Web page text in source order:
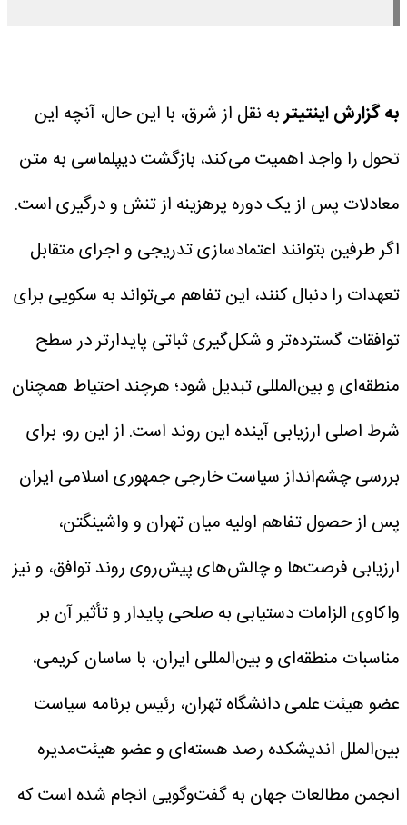
به گزارش اینتیتربه نقل از شرق، با این حال، آنچه این
تحول را واجد اهمیت می‌کند، بازگشت دیپلماسی به متن
معادلات پس از یک دوره پرهزینه از تنش و درگیری است.
اگر طرفین بتوانند اعتمادسازی تدریجی و اجرای متقابل
تعهدات را دنبال کنند، این تفاهم می‌تواند به سکویی برای
توافقات گسترده‌تر و شکل‌گیری ثباتی پایدارتر در سطح
منطقه‌ای و بین‌المللی تبدیل شود؛ هرچند احتیاط همچنان
شرط اصلی ارزیابی آینده این روند است. از این رو، برای
بررسی چشم‌انداز سیاست خارجی جمهوری اسلامی ایران
پس از حصول تفاهم اولیه میان تهران و واشینگتن،
ارزیابی فرصت‌ها و چالش‌های پیش‌روی روند توافق، و نیز
واکاوی الزامات دستیابی به صلحی پایدار و تأثیر آن بر
مناسبات منطقه‌ای و بین‌المللی ایران، با ساسان کریمی،
عضو هیئت علمی دانشگاه تهران، رئیس برنامه سیاست
بین‌الملل اندیشکده رصد هسته‌ای و عضو هیئت‌مدیره
انجمن مطالعات جهان به گفت‌وگویی انجام شده است که